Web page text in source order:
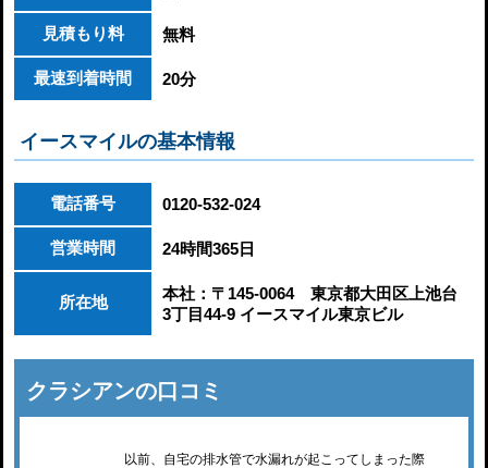
見積もり料 無料
最速到着時間 20分
イースマイルの基本情報
電話番号 0120-532-024
営業時間 24時間365日
所在地
本社：〒145-0064 東京都大田区上池台
3丁目44-9 イースマイル東京ビル
クラシアンの口コミ
以前、自宅の排水管で水漏れが起こってしまった際